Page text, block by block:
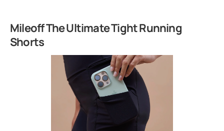
Mileoff The Ultimate Tight Running
Shorts